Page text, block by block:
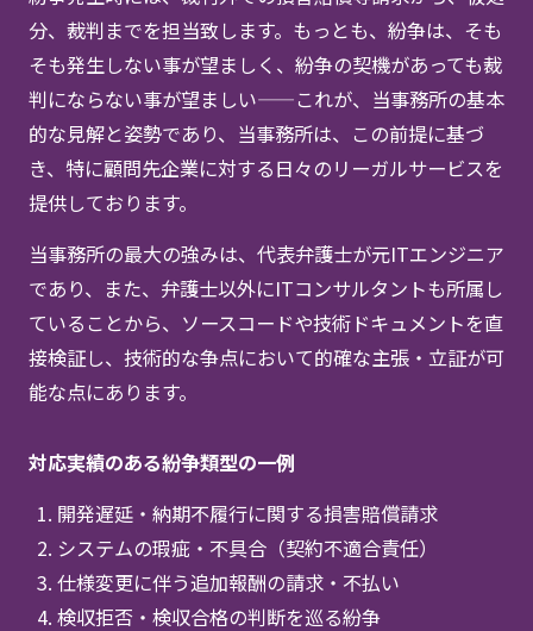
分、裁判までを担当致します。もっとも、紛争は、そも
そも発生しない事が望ましく、紛争の契機があっても裁
判にならない事が望ましい——これが、当事務所の基本
的な見解と姿勢であり、当事務所は、この前提に基づ
き、特に顧問先企業に対する日々のリーガルサービスを
提供しております。
当事務所の最大の強みは、代表弁護士が元ITエンジニア
であり、また、弁護士以外にITコンサルタントも所属し
ていることから、ソースコードや技術ドキュメントを直
接検証し、技術的な争点において的確な主張・立証が可
能な点にあります。
対応実績のある紛争類型の一例
開発遅延・納期不履行に関する損害賠償請求
システムの瑕疵・不具合（契約不適合責任）
仕様変更に伴う追加報酬の請求・不払い
検収拒否・検収合格の判断を巡る紛争